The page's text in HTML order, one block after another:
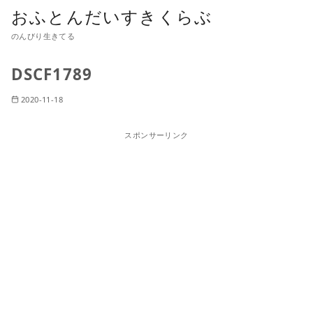
おふとんだいすきくらぶ
のんびり生きてる
DSCF1789
2020-11-18
スポンサーリンク